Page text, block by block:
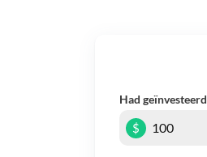
Had geïnvesteerd
$